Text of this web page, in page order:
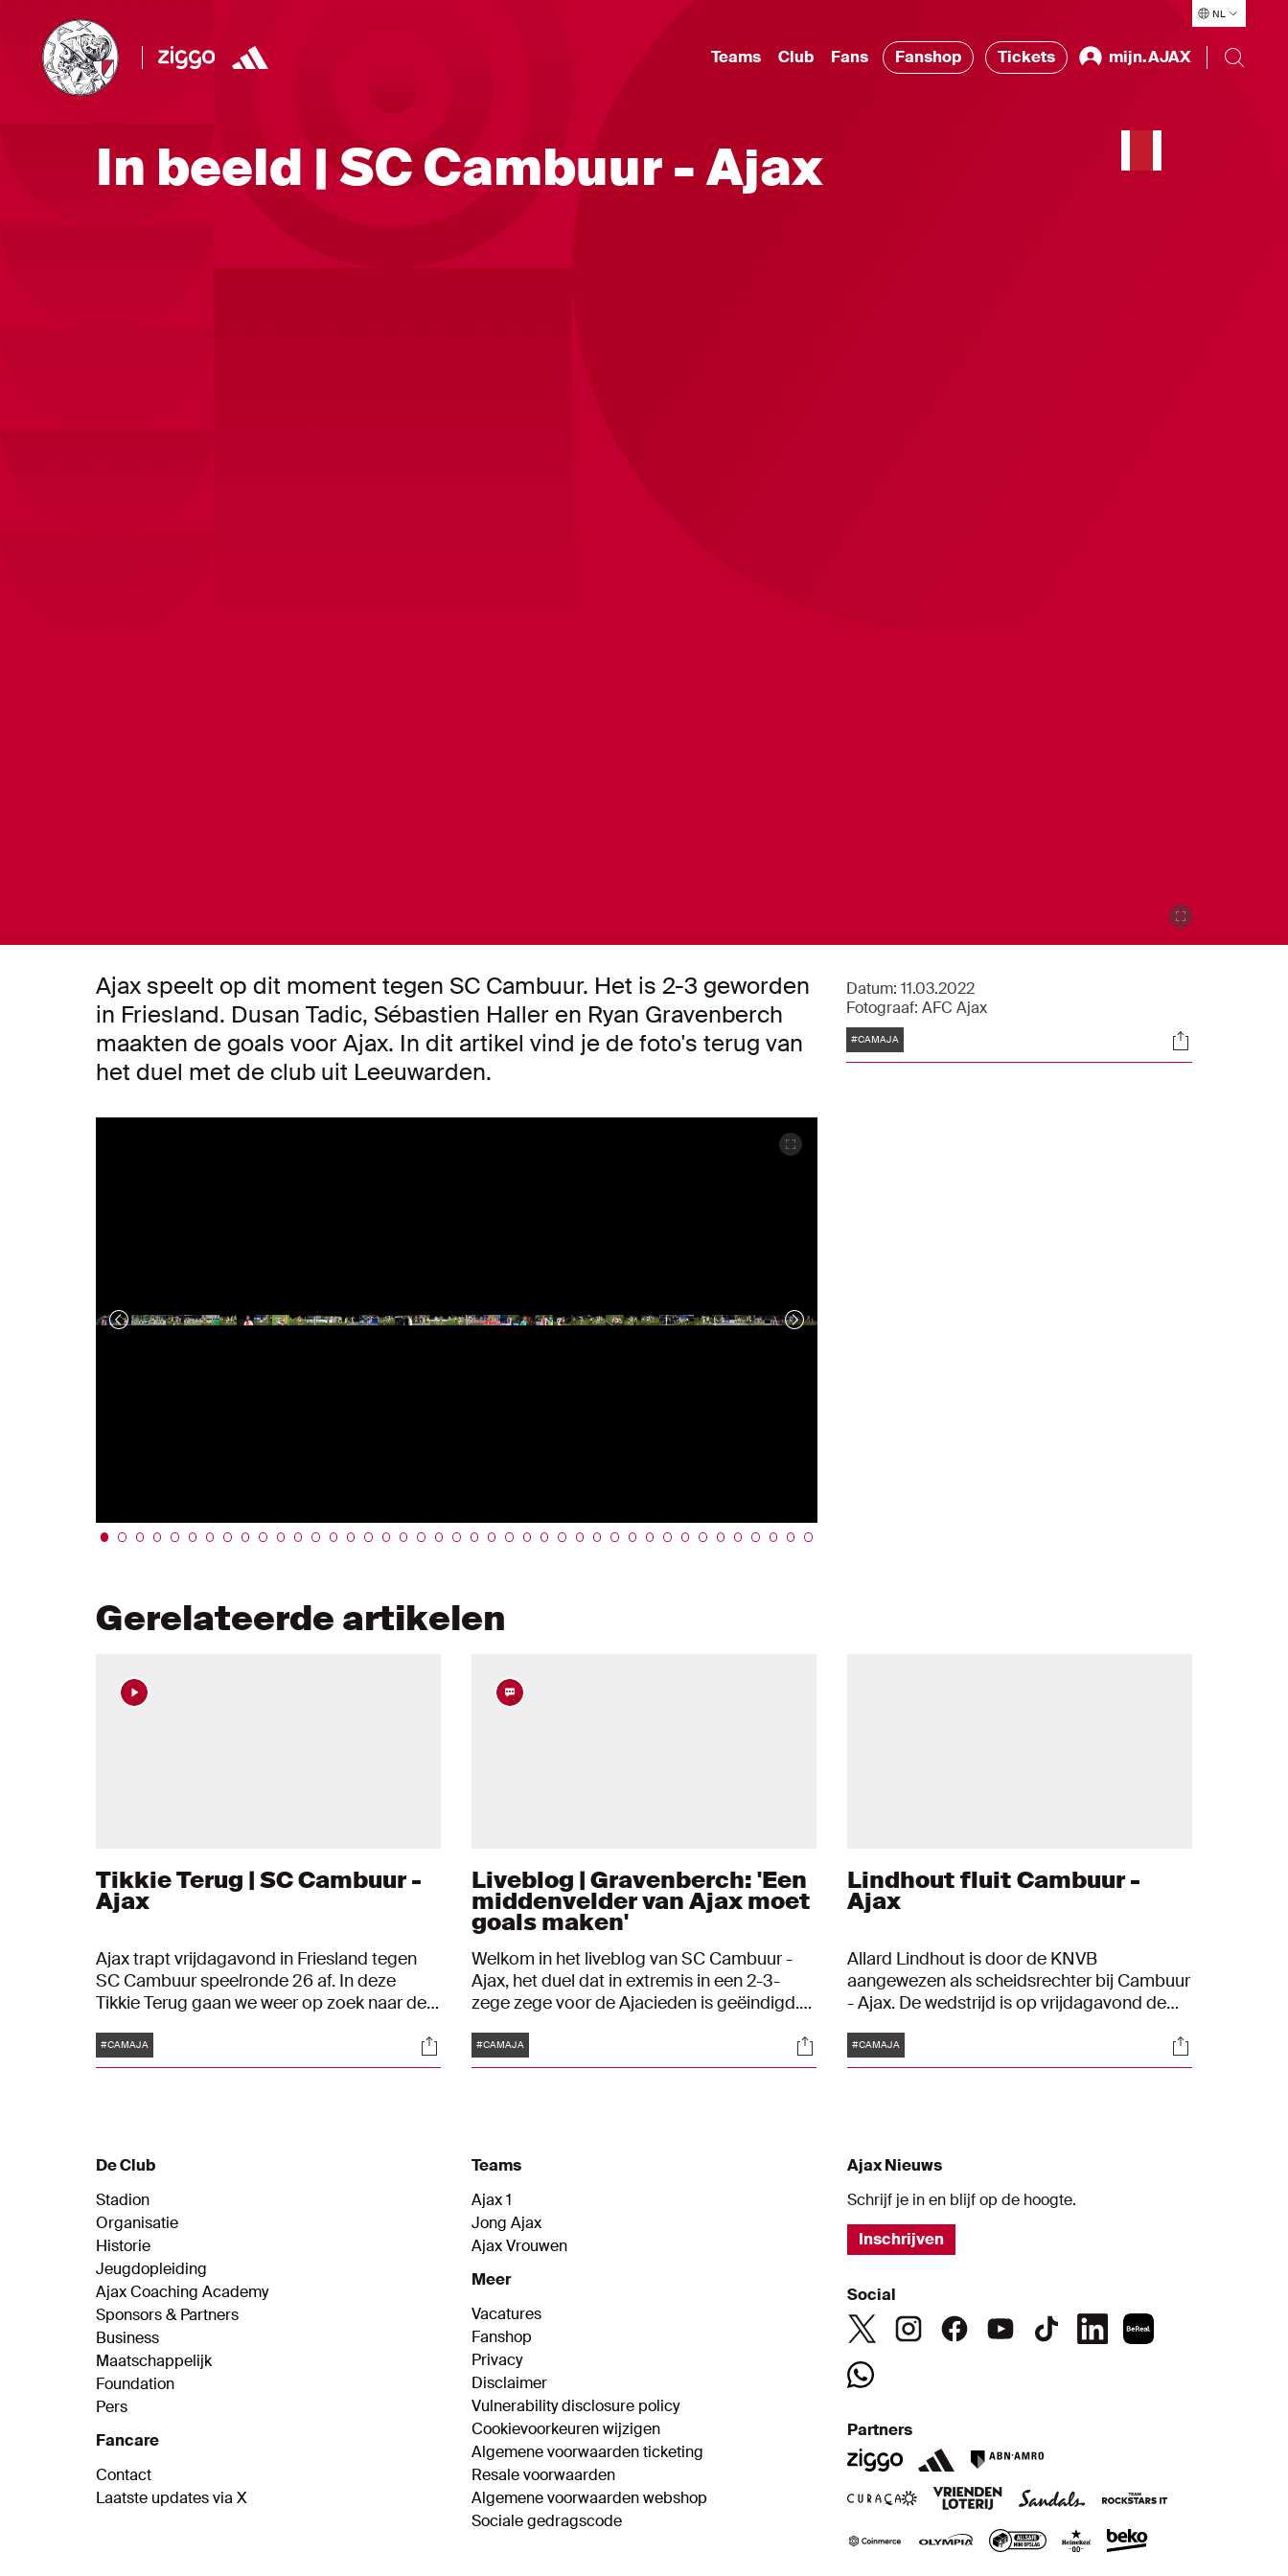
NL
Teams Club Fans Fanshop Tickets mijn.AJAX
In beeld | SC Cambuur - Ajax
Ajax speelt op dit moment tegen SC Cambuur. Het is 2-3 geworden
in Friesland. Dusan Tadic, Sébastien Haller en Ryan Gravenberch
maakten de goals voor Ajax. In dit artikel vind je de foto's terug van
het duel met de club uit Leeuwarden.
Datum: 11.03.2022
Fotograaf: AFC Ajax
Tags
#CAMAJA Socials
Gerelateerde artikelen
Tikkie Terug | SC Cambuur -
Ajax
Ajax trapt vrijdagavond in Friesland tegen
SC Cambuur speelronde 26 af. In deze
Tikkie Terug gaan we weer op zoek naar de
SC Cambuur - Ajax. Verschillende
doelpuntenmakers passeren de revue;
Tags
#CAMAJA Socials
Liveblog | Gravenberch: 'Een
middenvelder van Ajax moet
goals maken'
Welkom in het liveblog van SC Cambuur -
Ajax, het duel dat in extremis in een 2-3-
zege zege voor de Ajacieden is geëindigd.
van alle ontwikkelingen.
Tags
#CAMAJA Socials
Lindhout fluit Cambuur -
Ajax
Allard Lindhout is door de KNVB
aangewezen als scheidsrechter bij Cambuur
- Ajax. De wedstrijd is op vrijdagavond de
20:00 uur.
Tags
#CAMAJA Socials
De Club
Stadion
Organisatie
Historie
Jeugdopleiding
Ajax Coaching Academy
Sponsors & Partners
Business
Maatschappelijk
Foundation
Pers
Fancare
Contact
Laatste updates via X
Teams
Ajax 1
Jong Ajax
Ajax Vrouwen
Meer
Vacatures
Fanshop
Privacy
Disclaimer
Vulnerability disclosure policy
Cookievoorkeuren wijzigen
Algemene voorwaarden ticketing
Resale voorwaarden
Algemene voorwaarden webshop
Sociale gedragscode
Ajax Nieuws
Schrijf je in en blijf op de hoogte.
Inschrijven
Social
Partners